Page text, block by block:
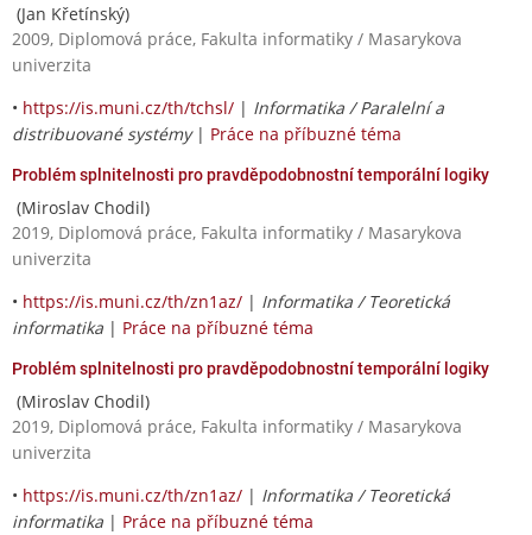
(Jan Křetínský)
2009, Diplomová práce, Fakulta informatiky / Masarykova
univerzita
• https://is.muni.cz/th/tchsl/ | Informatika / Paralelní a
distribuované systémy| Práce na příbuzné téma
Problém splnitelnosti pro pravděpodobnostní temporální logiky
(Miroslav Chodil)
2019, Diplomová práce, Fakulta informatiky / Masarykova
univerzita
• https://is.muni.cz/th/zn1az/ | Informatika / Teoretická
informatika | Práce na příbuzné téma
Problém splnitelnosti pro pravděpodobnostní temporální logiky
(Miroslav Chodil)
2019, Diplomová práce, Fakulta informatiky / Masarykova
univerzita
• https://is.muni.cz/th/zn1az/ | Informatika / Teoretická
informatika | Práce na příbuzné téma